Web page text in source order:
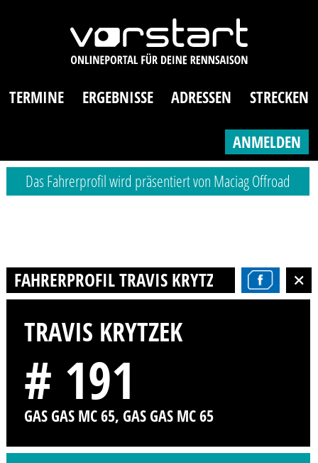
TERMINE ERGEBNISSE ADRESSEN STRECKEN
ANMELDEN
Das Fahrerprofil wird präsentiert von Maciag Offroad
FAHRERPROFIL TRAVIS KRYTZEK
TRAVIS KRYTZEK
# 191
GAS GAS MC 65, GAS GAS MC 65